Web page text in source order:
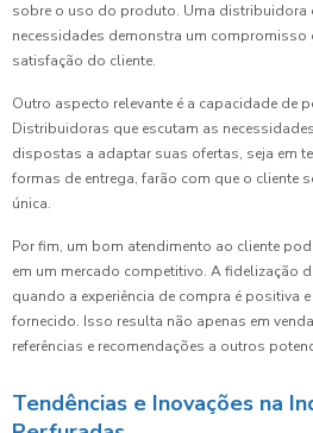
sobre o uso do produto. Uma distribuidora
necessidades demonstra um compromisso
satisfação do cliente.
Outro aspecto relevante é a capacidade de
Distribuidoras que escutam as
dispostas a adaptar suas ofertas, seja em
formas de entrega, farão com que o cliente
única.
Por fim, um bom atendimento ao cliente
em um mercado competitivo. A fidelização
quando a experiência de compra é positiva
fornecido. Isso resulta não apenas em
referências e recomendações a outros
Tendências e Inovações na